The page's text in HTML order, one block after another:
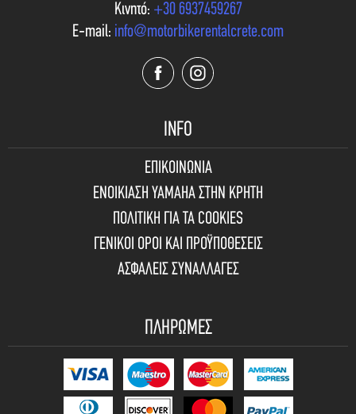
Κινητό: +30 6937459267
E-mail: info@motorbikerentalcrete.com
INFO
ΕΠΙΚΟΙΝΩΝΙΑ
ΕΝΟΙΚΙΑΣΗ YAMAHA ΣΤΗΝ ΚΡΗΤΗ
ΠΟΛΙΤΙΚΗ ΓΙΑ ΤΑ COOKIES
ΓΕΝΙΚΟΙ ΟΡΟΙ ΚΑΙ ΠΡΟΫΠΟΘΕΣΕΙΣ
ΑΣΦΑΛΕΙΣ ΣΥΝΑΛΛΑΓΕΣ
ΠΛΗΡΩΜΕΣ